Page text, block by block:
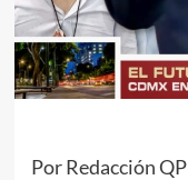
Por Redacción QP